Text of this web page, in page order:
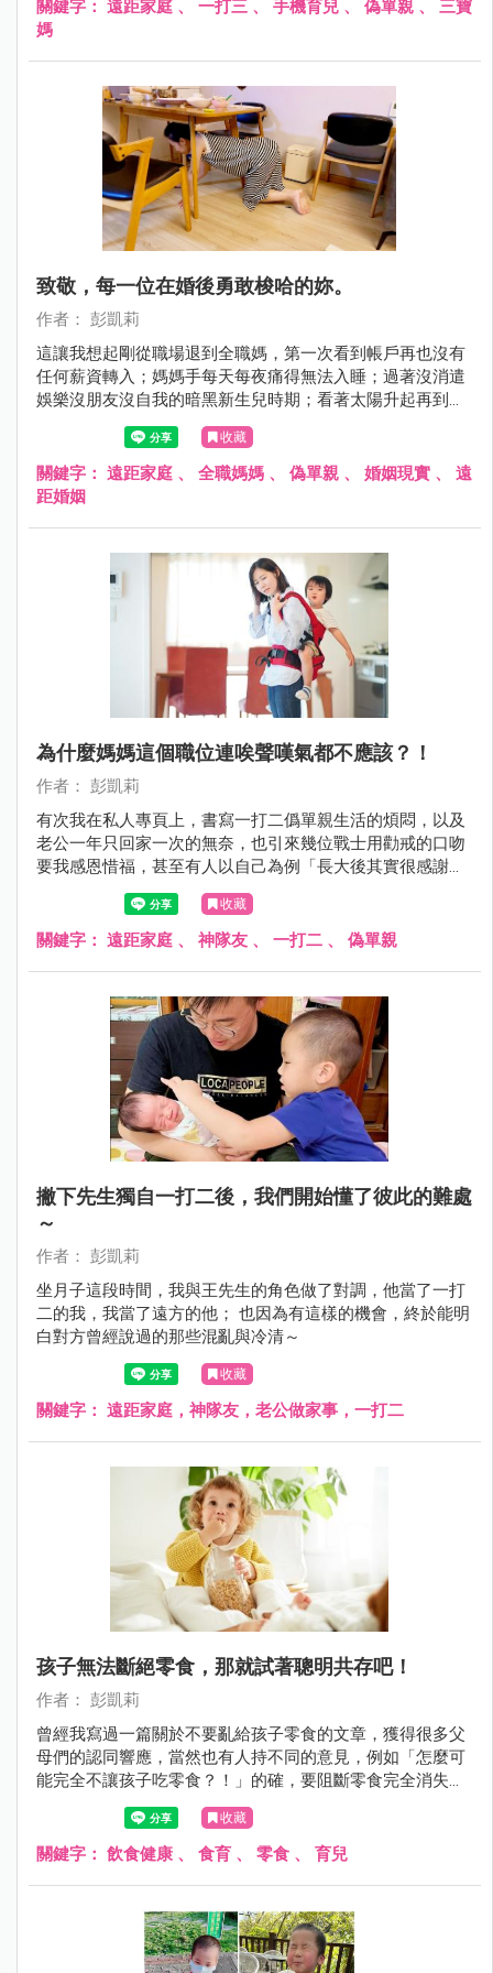
關鍵字： 遠距家庭 、 一打三 、 手機育兒 、 偽單親 、 三寶
媽
致敬，每一位在婚後勇敢梭哈的妳。
作者： 彭凱莉
這讓我想起剛從職場退到全職媽，第一次看到帳戶再也沒有
任何薪資轉入；媽媽手每天每夜痛得無法入睡；過著沒消遣
娛樂沒朋友沒自我的暗黑新生兒時期；看著太陽升起再到日
落卻原地踏步的日子，除了孩子我什麼都沒有⋯那時我才發
現，原來當媽媽不是失去自由那麼簡單，根本就是傾出所有
生理與心理，把自己的人生全梭哈了！
收藏
關鍵字： 遠距家庭 、 全職媽媽 、 偽單親 、 婚姻現實 、 遠
距婚姻
為什麼媽媽這個職位連唉聲嘆氣都不應該？！
作者： 彭凱莉
有次我在私人專頁上，書寫一打二僞單親生活的煩悶，以及
老公一年只回家一次的無奈，也引來幾位戰士用勸戒的口吻
要我感恩惜福，甚至有人以自己為例「長大後其實很感謝爸
爸出門賺錢給他們一家，讓他們無後顧之憂」，壓根沒想到
他媽才是那個能讓他爸出遠門都不擔心的關鍵！
收藏
關鍵字： 遠距家庭 、 神隊友 、 一打二 、 偽單親
撇下先生獨自一打二後，我們開始懂了彼此的難處
～
作者： 彭凱莉
坐月子這段時間，我與王先生的角色做了對調，他當了一打
二的我，我當了遠方的他； 也因為有這樣的機會，終於能明
白對方曾經說過的那些混亂與冷清～
收藏
關鍵字： 遠距家庭，神隊友，老公做家事，一打二
孩子無法斷絕零食，那就試著聰明共存吧！
作者： 彭凱莉
曾經我寫過一篇關於不要亂給孩子零食的文章，獲得很多父
母們的認同響應，當然也有人持不同的意見，例如「怎麼可
能完全不讓孩子吃零食？！」的確，要阻斷零食完全消失在
孩子的世界真的很難，但我們可以試著聰明共存，做到把
關、減少、選擇、尊重父母教養的工作。
收藏
關鍵字： 飲食健康 、 食育 、 零食 、 育兒